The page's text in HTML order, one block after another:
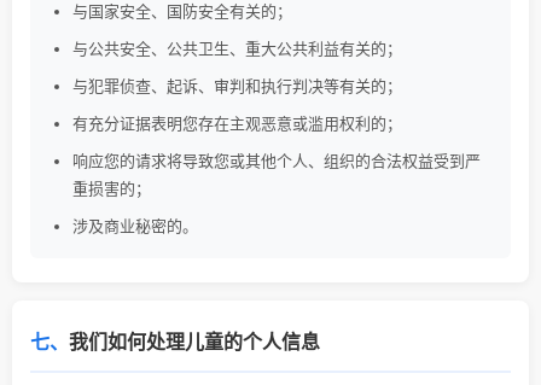
与国家安全、国防安全有关的；
与公共安全、公共卫生、重大公共利益有关的；
与犯罪侦查、起诉、审判和执行判决等有关的；
有充分证据表明您存在主观恶意或滥用权利的；
响应您的请求将导致您或其他个人、组织的合法权益受到严
重损害的；
涉及商业秘密的。
七、 我们如何处理儿童的个人信息